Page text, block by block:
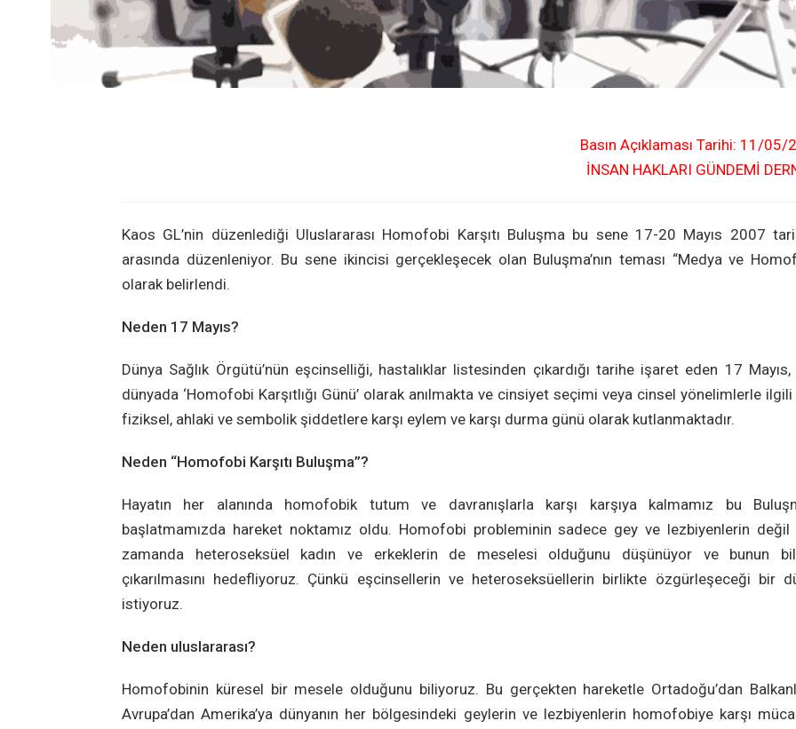
Basın Açıklaması Tarihi: 11/05/
İNSAN HAKLARI GÜNDEMİ
Kaos GL’nin düzenlediği Uluslararası Homofobi Karşıtı Buluşma bu sene 17-20 Mayıs 2007
arasında düzenleniyor. Bu sene ikincisi gerçekleşecek olan Buluşma’nın teması “Medya ve
olarak belirlendi.
Neden 17 Mayıs?
Dünya Sağlık Örgütü’nün eşcinselliği, hastalıklar listesinden çıkardığı tarihe işaret eden 17
dünyada ‘Homofobi Karşıtlığı Günü’ olarak anılmakta ve cinsiyet seçimi veya cinsel yönelimlerle
fiziksel, ahlaki ve sembolik şiddetlere karşı eylem ve karşı durma günü olarak kutlanmaktadır.
Neden “Homofobi Karşıtı Buluşma”?
Hayatın her alanında homofobik tutum ve davranışlarla karşı karşıya kalmamız bu
başlatmamızda hareket noktamız oldu. Homofobi probleminin sadece gey ve lezbiyenlerin değil
zamanda heteroseksüel kadın ve erkeklerin de meselesi olduğunu düşünüyor ve bunun
çıkarılmasını hedefliyoruz. Çünkü eşcinsellerin ve heteroseksüellerin birlikte özgürleşeceği bir
istiyoruz.
Neden uluslararası?
Homofobinin küresel bir mesele olduğunu biliyoruz. Bu gerçekten hareketle Ortadoğu’dan
Avrupa’dan Amerika’ya dünyanın her bölgesindeki geylerin ve lezbiyenlerin homofobiye karşı